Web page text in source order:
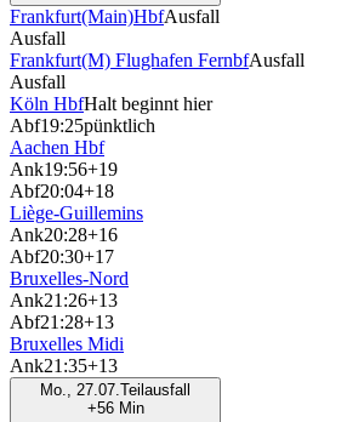
Frankfurt(Main)HbfAusfall
Ausfall
Frankfurt(M) Flughafen FernbfAusfall
Ausfall
Köln HbfHalt beginnt hier
Abf19:25pünktlich
Aachen Hbf
Ank19:56+19
Abf20:04+18
Liège-Guillemins
Ank20:28+16
Abf20:30+17
Bruxelles-Nord
Ank21:26+13
Abf21:28+13
Bruxelles Midi
Ank21:35+13
Mo., 27.07.Teilausfall
+56 Min